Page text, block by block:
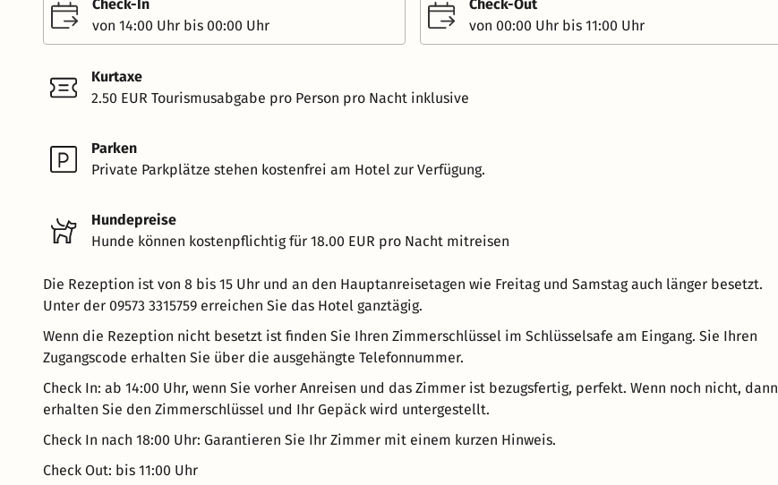
Check-In
von 14:00 Uhr bis 00:00 Uhr
Check-Out
von 00:00 Uhr bis 11:00 Uhr
Kurtaxe
2.50 EUR Tourismusabgabe pro Person pro Nacht inklusive
Parken
Private Parkplätze stehen kostenfrei am Hotel zur Verfügung.
Hundepreise
Hunde können kostenpflichtig für 18.00 EUR pro Nacht mitreisen
Die Rezeption ist von 8 bis 15 Uhr und an den Hauptanreisetagen wie Freitag und Samstag auch länger besetzt.
Unter der 09573 3315759 erreichen Sie das Hotel ganztägig.
Wenn die Rezeption nicht besetzt ist finden Sie Ihren Zimmerschlüssel im Schlüsselsafe am Eingang. Sie Ihren
Zugangscode erhalten Sie über die ausgehängte Telefonnummer.
Check In: ab 14:00 Uhr, wenn Sie vorher Anreisen und das Zimmer ist bezugsfertig, perfekt. Wenn noch nicht, dann
erhalten Sie den Zimmerschlüssel und Ihr Gepäck wird untergestellt.
Check In nach 18:00 Uhr: Garantieren Sie Ihr Zimmer mit einem kurzen Hinweis.
Check Out: bis 11:00 Uhr